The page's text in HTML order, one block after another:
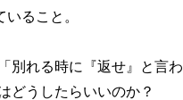
ること。
別れる時に『返せ』と言わ
どうしたらいいのか？